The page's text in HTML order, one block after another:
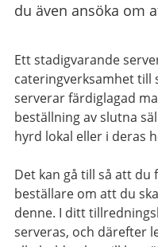
du även ansöka om
Ett stadigvarande
cateringverksamhet till
serverar färdiglagad
beställning av slutna
hyrd lokal eller i deras
Det kan gå till så att
beställare om att du
denne. I ditt
serveras, och därefter